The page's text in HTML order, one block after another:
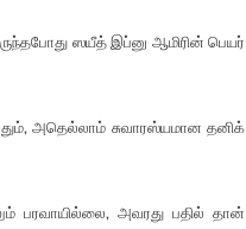
ஸயீத் இப்னு ஆமிரின் பெயர்
அதெல்லாம் சுவாரஸ்யமான தனிக்
பரவாயில்லை, அவரது பதில் தான்